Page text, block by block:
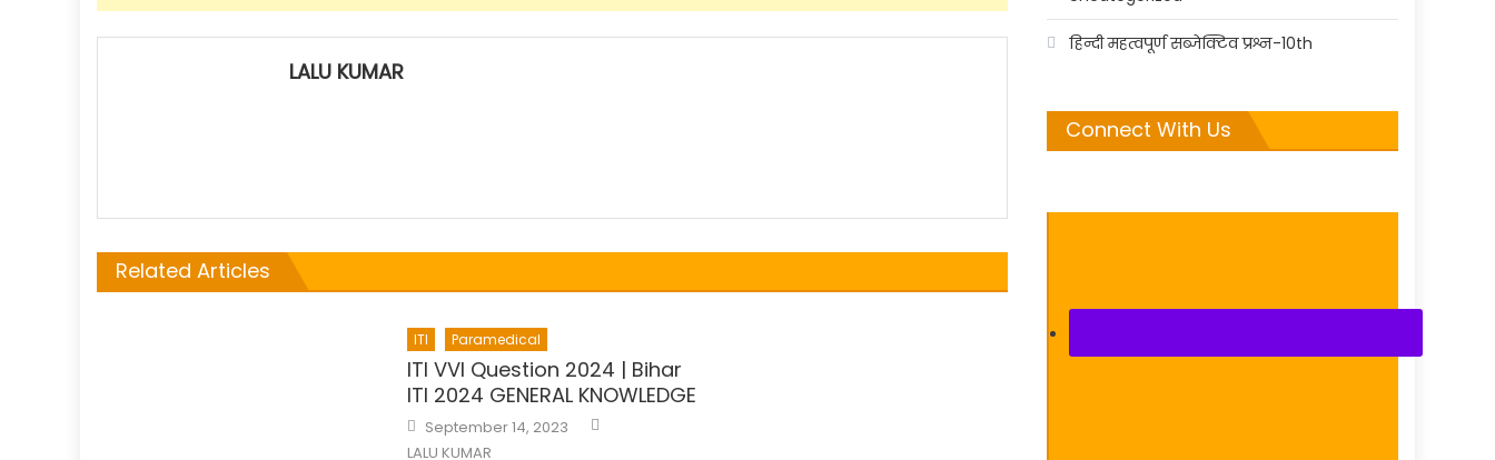
LALU KUMAR
Related Articles
ITI Paramedical
ITI VVI Question 2024 | Bihar
ITI 2024 GENERAL KNOWLEDGE
Posted
on
September 14, 2023
LALU KUMAR
हिन्दी महत्वपूर्ण सब्जेक्टिव प्रश्न-10th
Connect With Us